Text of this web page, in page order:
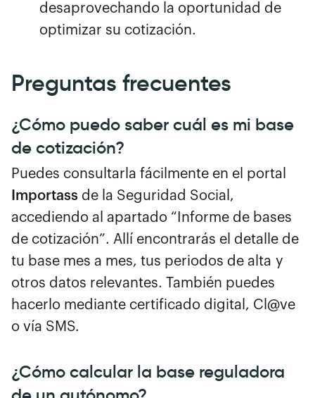
desaprovechando la oportunidad de
optimizar su cotización.
Preguntas frecuentes
¿Cómo puedo saber cuál es mi base
de cotización?
Puedes consultarla fácilmente en el portal
Importass de la Seguridad Social,
accediendo al apartado “Informe de bases
de cotización”. Allí encontrarás el detalle de
tu base mes a mes, tus periodos de alta y
otros datos relevantes. También puedes
hacerlo mediante certificado digital, Cl@ve
o vía SMS.
¿Cómo calcular la base reguladora